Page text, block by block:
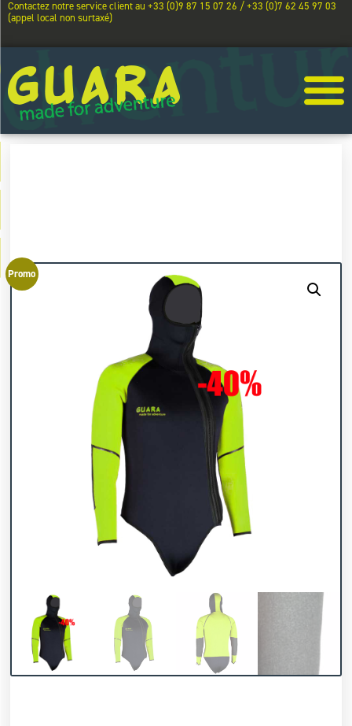
Contactez notre service client au +33 (0)9 87 15 07 26 / +33 (0)7 62 45 97 03
(appel local non surtaxé)
Promo